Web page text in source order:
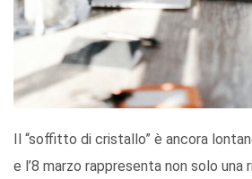
Il “soffitto di cristallo” è ancora
e l’8 marzo rappresenta non solo una